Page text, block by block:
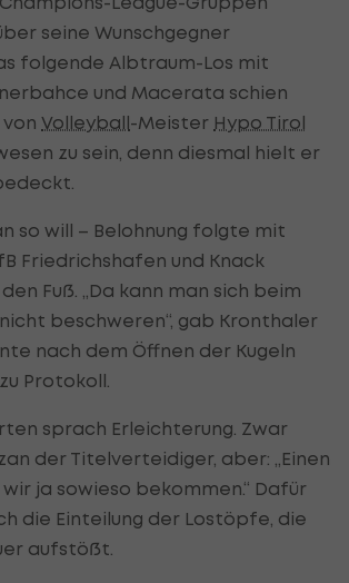
seine Wunschgegner
folgende Albtraum-Los mit
und Macerata schien
Volleyball-Meister Hypo Tirol
zu sein, denn diesmal hielt er
so will – Belohnung folgte mit
Friedrichshafen und Knack
Fuß. „Da kann man sich beim
beschweren“, gab Kronthaler
nach dem Öffnen der Kugeln
Protokoll.
sprach Erleichterung. Zwar
der Titelverteidiger, aber: „Einen
ja sowieso bekommen.“ Dafür
die Einteilung der Lostöpfe, die
aufstößt.